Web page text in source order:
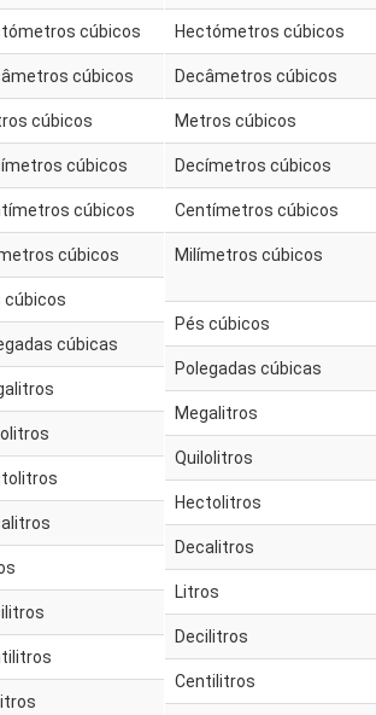
cúbicos
cúbicos
cúbicos
cúbicos
cúbicos
cúbicos
cúbicos
cúbicas
Hectómetros cúbicos
Decâmetros cúbicos
Metros cúbicos
Decímetros cúbicos
Centímetros cúbicos
Milímetros cúbicos
Pés cúbicos
Polegadas cúbicas
Megalitros
Quilolitros
Hectolitros
Decalitros
Litros
Decilitros
Centilitros